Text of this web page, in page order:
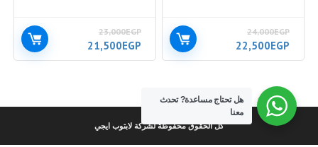
24,000EGP
السعر
الأصلي
24,000EGP.
22,500EGP
الحالي
23,000EGP
السعر
الأصلي
21,500EGP
الحالي
كل الحقوق محفوظة لشركة لابتوب ايجي
هل تحتاج مساعدة?تحدث
معنا